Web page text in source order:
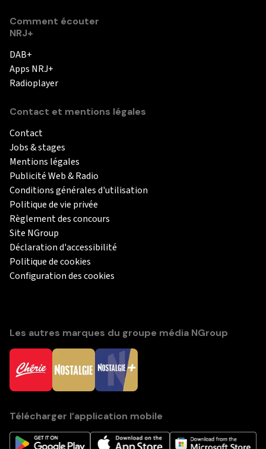
Comment écouter
NRJ+
DAB+
Apps NRJ+
Radioplayer
Contact et mentions légales
Contact
Jobs & stages
Mentions légales
Publicité Web & Radio
Conditions générales d'utilisation
Politique de vie privée
Règlement des concours
Site NGroup
Déclaration d'accessibilité
Politique de cookies
Configuration des cookies
Les autres marques du groupe média NGroup
Télécharger l’application mobile